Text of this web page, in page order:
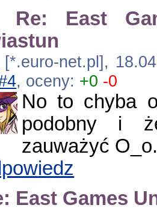
Re: East
[*.euro-net.pl],
, oceny: +0 -0
No to chyba
podobny i
zauważyć
East Games